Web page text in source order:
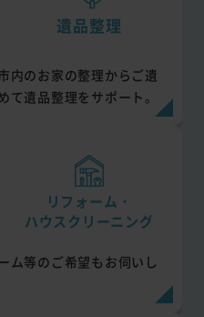
遺品整理
内のお家の整理からご遺
遺品整理をサポート。
リフォーム・
ハウスクリーニング
ム等のご希望もお伺いし